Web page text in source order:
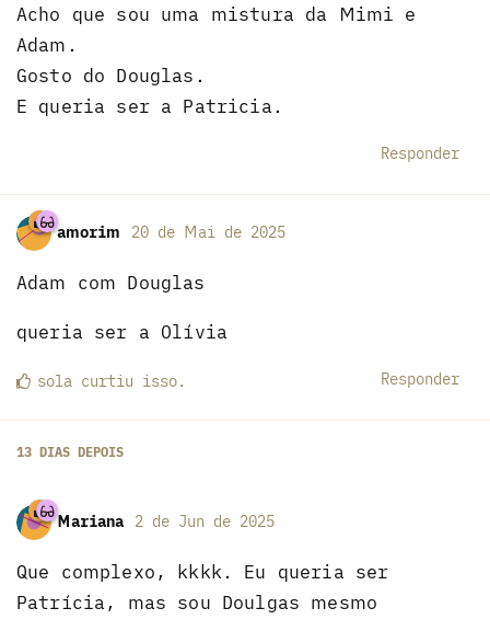
Acho que sou uma mistura da Mimi e
Adam.
Gosto do Douglas.
E queria ser a Patricia.
Responder
amorim 20 de Mai de 2025
Adam com Douglas
queria ser a Olívia
Responder
sola curtiu isso.
13 DIAS DEPOIS
Mariana 2 de Jun de 2025
Que complexo, kkkk. Eu queria ser
Patrícia, mas sou Doulgas mesmo